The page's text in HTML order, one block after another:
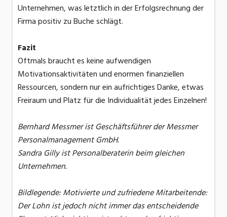
Unternehmen, was letztlich in der Erfolgsrechnung der
Firma positiv zu Buche schlägt.
Fazit
Oftmals braucht es keine aufwendigen
Motivationsaktivitäten und enormen finanziellen
Ressourcen, sondern nur ein aufrichtiges Danke, etwas
Freiraum und Platz für die Individualität jedes Einzelnen!
Bernhard Messmer ist Geschäftsführer der Messmer
Personalmanagement GmbH.
Sandra Gilly ist Personalberaterin beim gleichen
Unternehmen.
Bildlegende: Motivierte und zufriedene Mitarbeitende:
Der Lohn ist jedoch nicht immer das entscheidende